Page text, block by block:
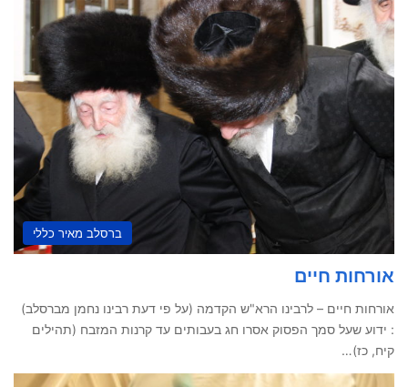
ברסלב מאיר כללי
אורחות חיים
אורחות חיים – לרבינו הרא"ש הקדמה (על פי דעת רבינו נחמן מברסלב)
: ידוע שעל סמך הפסוק אסרו חג בעבותים עד קרנות המזבח (תהילים
קיח, כז)…